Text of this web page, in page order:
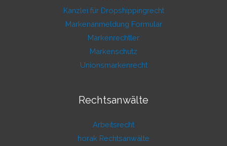
Kanzlei für Dropshippingrecht
Markenanmeldung Formular
Markenrechtler
Markenschutz
Unionsmarkenrecht
Rechtsanwälte
Arbeitsrecht
horak Rechtsanwälte